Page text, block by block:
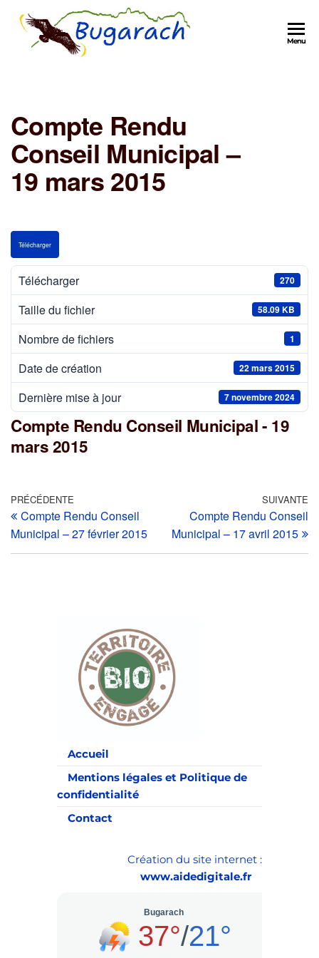
Menu
Compte Rendu
Conseil Municipal –
19 mars 2015
Télécharger
Télécharger 270
Taille du fichier 58.09 KB
Nombre de fichiers 1
Date de création 22 mars 2015
Dernière mise à jour 7 novembre 2024
Compte Rendu Conseil Municipal - 19
mars 2015
PRÉCÉDENTE
Compte Rendu Conseil
Municipal – 27 février 2015
SUIVANTE
Compte Rendu Conseil
Municipal – 17 avril 2015
Accueil
Mentions légales et Politique de
confidentialité
Contact
Création du site internet :
www.aidedigitale.fr